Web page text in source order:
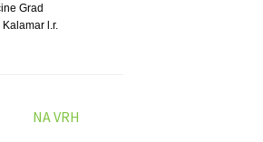
Grad
l.r.
NA VRH